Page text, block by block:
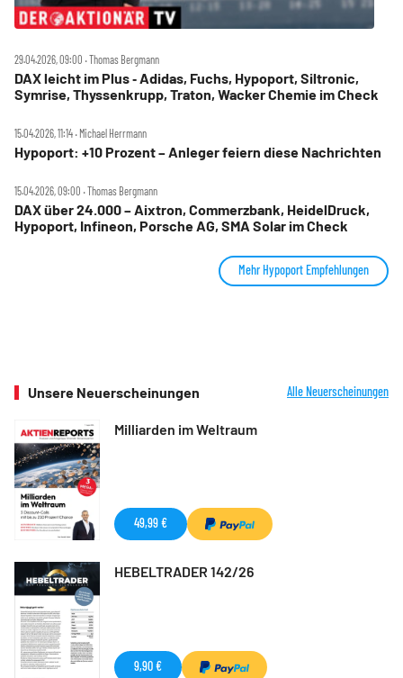
29.04.2026, 09:00 ‧ Thomas Bergmann
DAX leicht im Plus ‑ Adidas, Fuchs, Hypoport, Siltronic,
Symrise, Thyssenkrupp, Traton, Wacker Chemie im Check
15.04.2026, 11:14 ‧ Michael Herrmann
Hypoport: +10 Prozent – Anleger feiern diese Nachrichten
15.04.2026, 09:00 ‧ Thomas Bergmann
DAX über 24.000 – Aixtron, Commerzbank, HeidelDruck,
Hypoport, Infineon, Porsche AG, SMA Solar im Check
Mehr Hypoport Empfehlungen
Unsere Neuerscheinungen Alle Neuerscheinungen
Milliarden im Weltraum
49,99 €
HEBELTRADER 142/26
9,90 €